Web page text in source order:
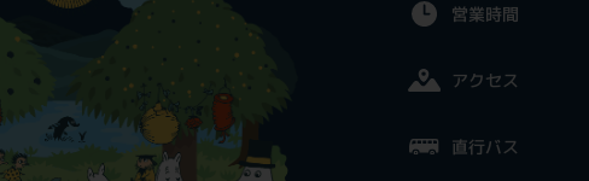
営業時間
アクセス
直行バス